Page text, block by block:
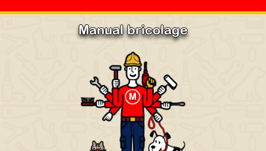
Manual bricolage